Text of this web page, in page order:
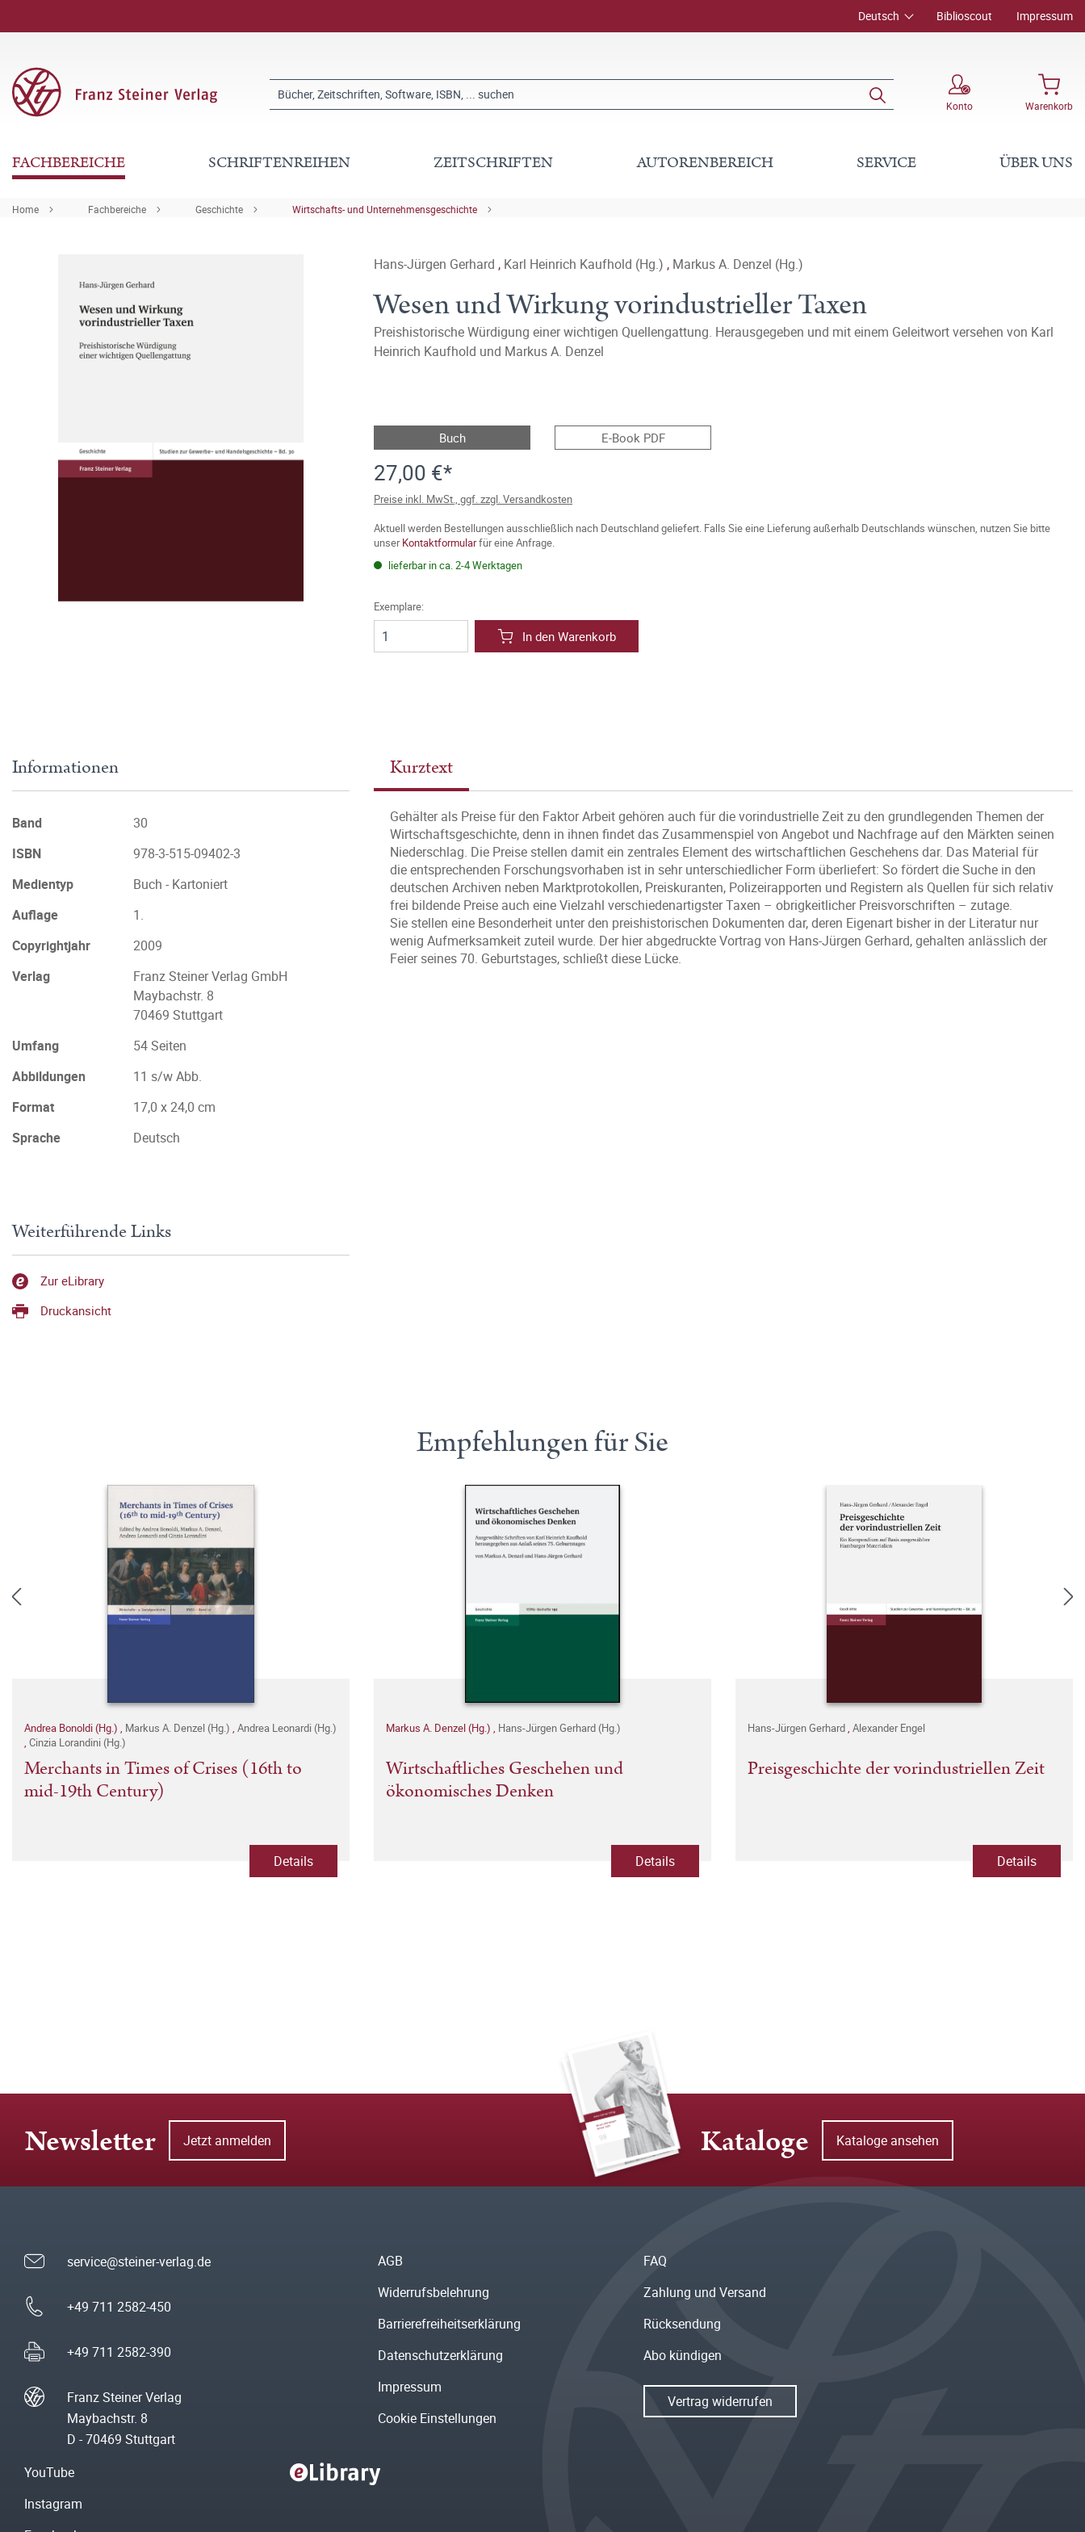
Deutsch Biblioscout Impressum
Konto Warenkorb
FACHBEREICHE SCHRIFTENREIHEN ZEITSCHRIFTEN AUTORENBEREICH SERVICE ÜBER UNS
Home Fachbereiche Geschichte Wirtschafts- und Unternehmensgeschichte
Hans-Jürgen Gerhard , Karl Heinrich Kaufhold (Hg.) , Markus A. Denzel (Hg.)
Wesen und Wirkung vorindustrieller Taxen
Preishistorische Würdigung einer wichtigen Quellengattung. Herausgegeben und mit einem Geleitwort versehen von Karl
Heinrich Kaufhold und Markus A. Denzel
Buch E-Book PDF
27,00 €*
Preise inkl. MwSt., ggf. zzgl. Versandkosten
Aktuell werden Bestellungen ausschließlich nach Deutschland geliefert. Falls Sie eine Lieferung außerhalb Deutschlands wünschen, nutzen Sie bitte
unserKontaktformularfür eine Anfrage.
lieferbar in ca. 2-4 Werktagen
Exemplare:
In den Warenkorb
Kurztext
Gehälter als Preise für den Faktor Arbeit gehören auch für die vorindustrielle Zeit zu den grundlegenden Themen der
Wirtschaftsgeschichte, denn in ihnen findet das Zusammenspiel von Angebot und Nachfrage auf den Märkten seinen
Niederschlag. Die Preise stellen damit ein zentrales Element des wirtschaftlichen Geschehens dar. Das Material für
die entsprechenden Forschungsvorhaben ist in sehr unterschiedlicher Form überliefert: So fördert die Suche in den
deutschen Archiven neben Marktprotokollen, Preiskuranten, Polizeirapporten und Registern als Quellen für sich relativ
frei bildende Preise auch eine Vielzahl verschiedenartigster Taxen – obrigkeitlicher Preisvorschriften – zutage.
Sie stellen eine Besonderheit unter den preishistorischen Dokumenten dar, deren Eigenart bisher in der Literatur nur
wenig Aufmerksamkeit zuteil wurde. Der hier abgedruckte Vortrag von Hans-Jürgen Gerhard, gehalten anlässlich der
Feier seines 70. Geburtstages, schließt diese Lücke.
Informationen
Band
30
ISBN
978-3-515-09402-3
Medientyp
Buch - Kartoniert
Auflage
1.
Copyrightjahr
2009
Verlag
Franz Steiner Verlag GmbH
Maybachstr. 8
70469 Stuttgart
Umfang
54 Seiten
Abbildungen
11 s/w Abb.
Format
17,0 x 24,0 cm
Sprache
Deutsch
Weiterführende Links
Zur eLibrary
Druckansicht
Empfehlungen für Sie
Andrea Bonoldi (Hg.) Markus A. Denzel (Hg.) Andrea Leonardi (Hg.)
Cinzia Lorandini (Hg.)
Merchants in Times of Crises (16th to
mid-19th Century)
Details
Markus A. Denzel (Hg.) Hans-Jürgen Gerhard (Hg.)
Wirtschaftliches Geschehen und
ökonomisches Denken
Details
Hans-Jürgen Gerhard Alexander Engel
Preisgeschichte der vorindustriellen Zeit
Details
Newsletter Jetzt anmelden Kataloge Kataloge ansehen
service@steiner-verlag.de
+49 711 2582-450
+49 711 2582-390
Franz Steiner Verlag
Maybachstr. 8
D - 70469 Stuttgart
AGB
Widerrufsbelehrung
Barrierefreiheitserklärung
Datenschutzerklärung
Impressum
Cookie Einstellungen
FAQ
Zahlung und Versand
Rücksendung
Abo kündigen
Vertrag widerrufen
YouTube
Instagram